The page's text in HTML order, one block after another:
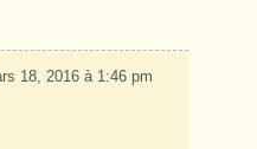
18, 2016 à 1:46 pm